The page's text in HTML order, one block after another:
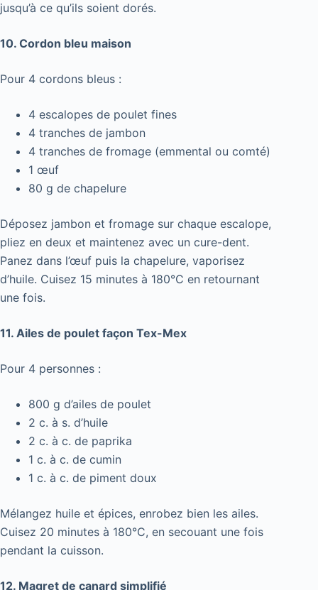
jusqu’à ce qu’ils soient dorés.
10. Cordon bleu maison
Pour 4 cordons bleus :
4 escalopes de poulet fines
4 tranches de jambon
4 tranches de fromage (emmental ou comté)
1 œuf
80 g de chapelure
Déposez jambon et fromage sur chaque escalope,
pliez en deux et maintenez avec un cure-dent.
Panez dans l’œuf puis la chapelure, vaporisez
d’huile. Cuisez 15 minutes à 180°C en retournant
une fois.
11. Ailes de poulet façon Tex-Mex
Pour 4 personnes :
800 g d’ailes de poulet
2 c. à s. d’huile
2 c. à c. de paprika
1 c. à c. de cumin
1 c. à c. de piment doux
Mélangez huile et épices, enrobez bien les ailes.
Cuisez 20 minutes à 180°C, en secouant une fois
pendant la cuisson.
12. Magret de canard simplifié